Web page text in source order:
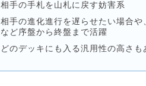
相手の手札を山札に戻す妨害系
相手の進化進行を遅らせたい場合
など序盤から終盤まで活躍
どのデッキにも入る汎用性の高さも